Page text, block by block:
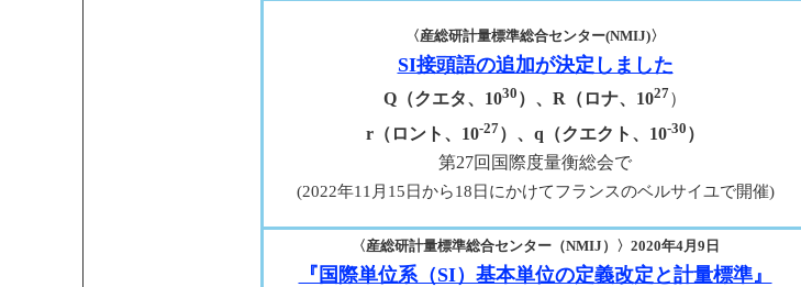
〈産総研計量標準総合センター(NMIJ)〉
SI接頭語の追加が決定しました
Q（クエタ、1030 ）、R（ロナ、1027）
r（ロント、10-27）、q（クエクト、10-30 ）
第27回国際度量衡総会で
(2022年11月15日から18日にかけてフランスのベルサイユで開催)
〈産総研計量標準総合センター（NMIJ）〉2020年4月9日
『国際単位系（SI）基本単位の定義改定と計量標準』